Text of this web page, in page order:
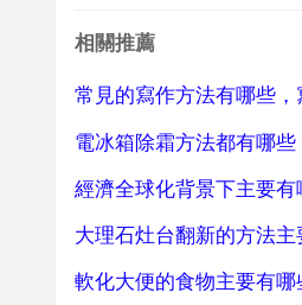
相關推薦
常見的寫作方法有哪些
電冰箱除霜方法都有哪
經濟全球化背景下主要
大理石灶台翻新的方法
軟化大便的食物主要有哪